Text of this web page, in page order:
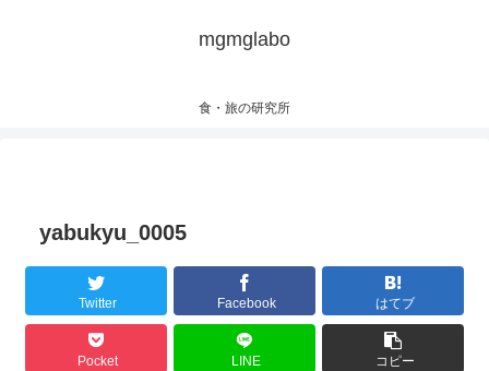
mgmglabo
食・旅の研究所
yabukyu_0005
Twitter Facebook はてブ
Pocket LINE コピー